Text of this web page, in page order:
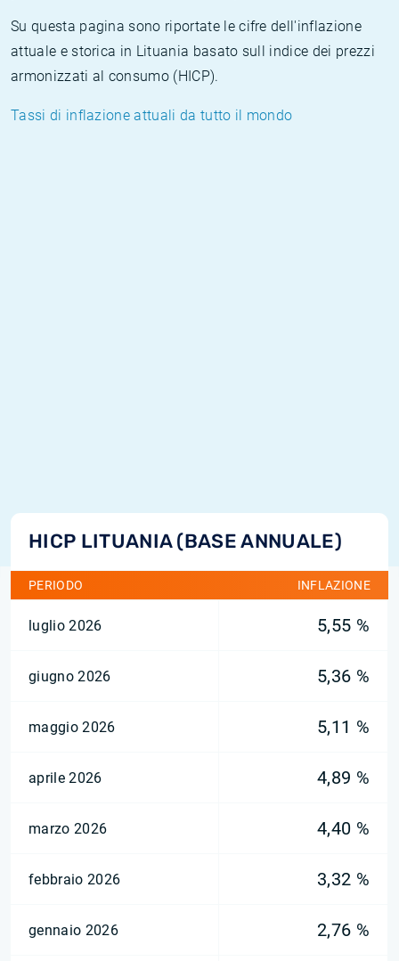
Su questa pagina sono riportate le cifre dell'inflazione
attuale e storica in Lituania basato sull indice dei prezzi
armonizzati al consumo (HICP).
Tassi di inflazione attuali da tutto il mondo
HICP LITUANIA (BASE ANNUALE)
PERIODO INFLAZIONE
luglio 2026 5,55 %
giugno 2026 5,36 %
maggio 2026 5,11 %
aprile 2026 4,89 %
marzo 2026 4,40 %
febbraio 2026 3,32 %
gennaio 2026 2,76 %